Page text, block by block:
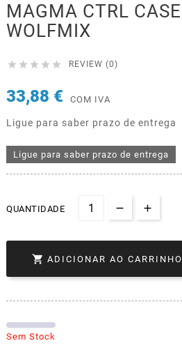
MAGMA CTRL CASE
WOLFMIX
     REVIEW (0)
33,88 € COM IVA
Ligue para saber prazo de entrega
Ligue para saber prazo de entrega
QUANTIDADE
 ADICIONAR AO CARRINHO
Sem Stock